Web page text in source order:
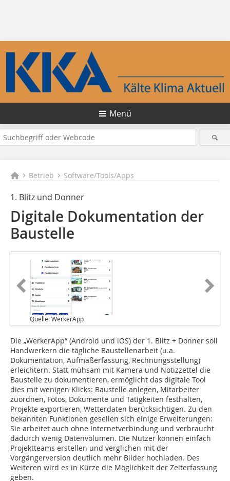
Menü
Betrieb Software/Tools/Apps
1. Blitz und Donner
Digitale Dokumentation der
Baustelle
Quelle: WerkerApp
Die „WerkerApp“ (Android und iOS) der 1. Blitz + Donner soll
Handwerkern die tägliche Baustellenarbeit (u.a.
Dokumentation, Aufmaßerfassung, Rechnungsstellung)
erleichtern. Statt mühsam mit Kamera und Notizzettel die
Baustelle zu dokumentieren, ermöglicht das digitale Tool
dies mit wenigen Klicks: Baustelle anlegen, Mitarbeiter
zuordnen, Fotos, Dokumente und Tätigkeiten festhalten,
Projekte exportieren, Wetterdaten berücksichtigen. Zu den
bekannten Funktionen gesellen sich einige Erweiterungen:
Sie arbeitet auch ohne Internetverbindung und verbraucht
dadurch wenig Datenvolumen. Die Nutzer können einfach
Projektteams erstellen und verglichen mit der
Vorgängerversion deutlich mehr Bilder hochladen. Des
Weiteren wird es in Kürze die Möglichkeit der Zeiterfassung
geben.